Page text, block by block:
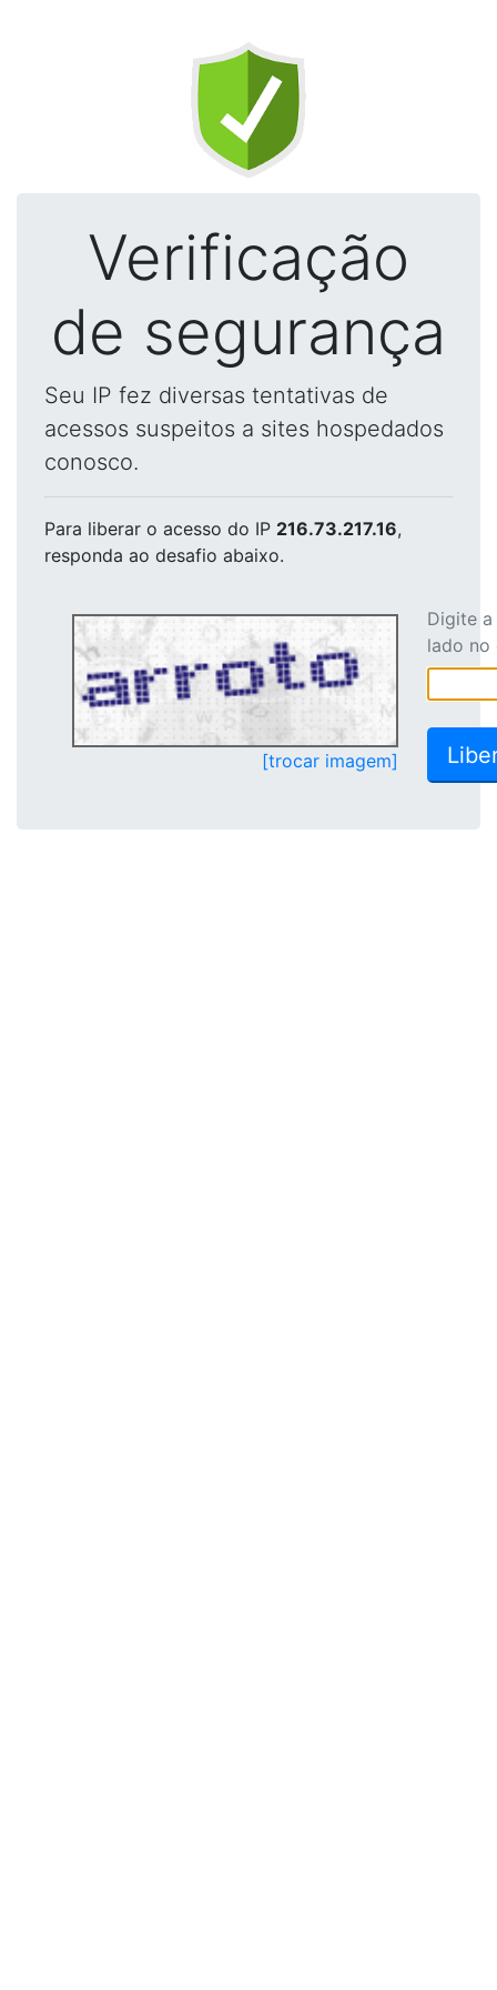
Verificação
de segurança
Seu IP fez diversas tentativas de
acessos suspeitos a sites hospedados
conosco.
Para liberar o acesso do IP 216.73.217.16,
responda ao desafio abaixo.
[trocar imagem]
Digite
lado no